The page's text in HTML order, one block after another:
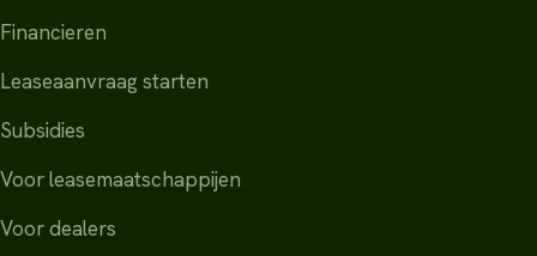
Financieren
Leaseaanvraag starten
Subsidies
Voor leasemaatschappijen
Voor dealers